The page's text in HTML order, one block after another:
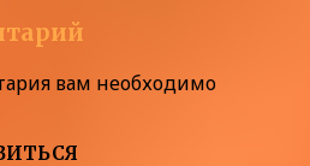
вам необходимо